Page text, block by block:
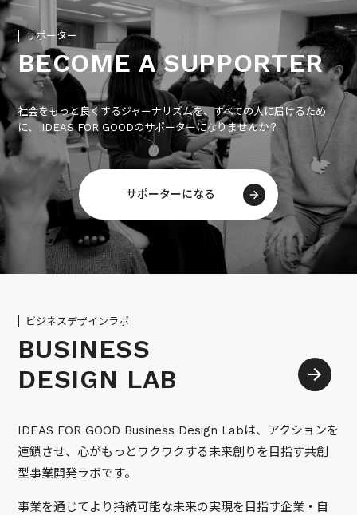
サポーター
BECOME A SUPPORTER
社会をもっと良くするジャーナリズムを、すべての人に届けるため
に、 IDEAS FOR GOODのサポーターになりませんか？
サポーターになる
ビジネスデザインラボ
BUSINESS
DESIGN LAB
IDEAS FOR GOOD Business Design Labは、アクションを
連鎖させ、心がもっとワクワクする未来創りを目指す共創
型事業開発ラボです。
事業を通じてより持続可能な未来の実現を目指す企業・自